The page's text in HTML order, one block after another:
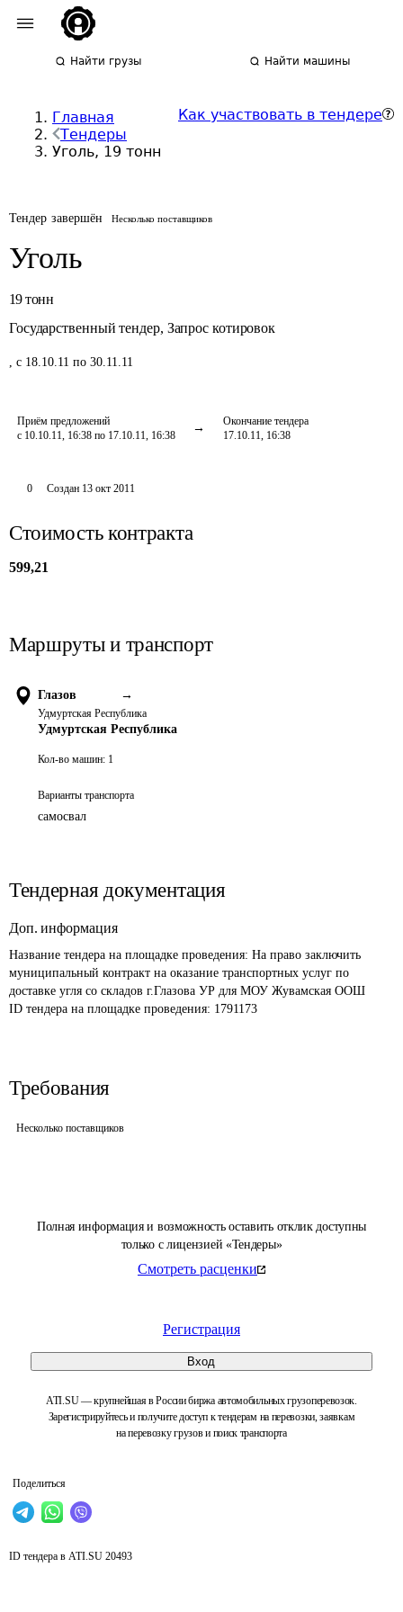
Найти грузы Найти машины
Главная
Тендеры
Уголь, 19 тонн
Как участвовать в тендере
Тендер завершён Несколько поставщиков
Уголь
19 тонн
Государственный тендер, Запрос котировок
, с 18.10.11 по 30.11.11
Приём предложений
с 10.10.11, 16:38 по 17.10.11, 16:38
Окончание тендера
17.10.11, 16:38
Полная информация и возможность оставить отклик доступны
только с лицензией «Тендеры»
Смотреть расценки
Регистрация
Вход
ATI.SU — крупнейшая в России биржа автомобильных грузоперевозок.
Зарегистрируйтесь и получите доступ к тендерам на перевозки, заявкам
на перевозку грузов и поиск транспорта
Поделиться
0 Создан 13 окт 2011
Стоимость контракта
599,21
Маршруты и транспорт
Глазов →
Удмуртская Республика
Удмуртская Республика
Кол-во машин: 1
Варианты транспорта
самосвал
Тендерная документация
Доп. информация
Название тендера на площадке проведения: На право заключить
муниципальный контракт на оказание транспортных услуг по
доставке угля со складов г.Глазова УР для МОУ Жувамская ООШ
ID тендера на площадке проведения: 1791173
Требования
Несколько поставщиков
ID тендера в ATI.SU 20493